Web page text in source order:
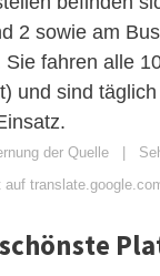
2 sowie am
fahren alle
und sind
der Quelle |
auf